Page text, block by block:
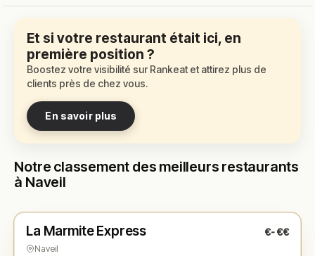
Et si votre restaurant était ici, en
première position ?
Boostez votre visibilité sur Rankeat et attirez plus de
clients près de chez vous.
En savoir plus
Notre classement des meilleurs restaurants
à Naveil
★ N° 1
La Marmite Express €-€€
Naveil